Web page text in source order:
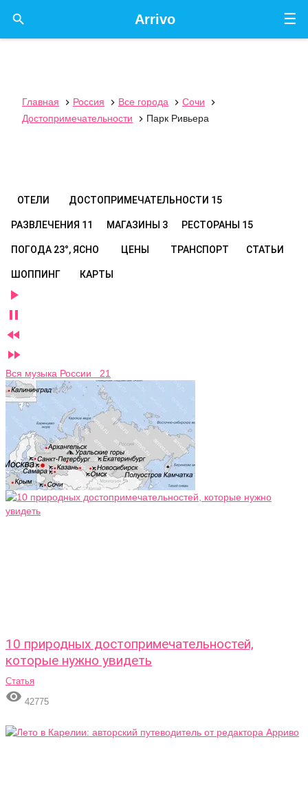
☰
Arrivo

Главная  Россия  Все города  Сочи

Достопримечательности
 Парк Ривьера
ОТЕЛИ ДОСТОПРИМЕЧАТЕЛЬНОСТИ 15
РАЗВЛЕЧЕНИЯ 11 МАГАЗИНЫ 3 РЕСТОРАНЫ 15
ПОГОДА 23°, ЯСНО ЦЕНЫ ТРАНСПОРТ СТАТЬИ
ШОППИНГ КАРТЫ




Вся музыка России 21
10 природных достопримечательностей,
которые нужно увидеть
Статья
 42775